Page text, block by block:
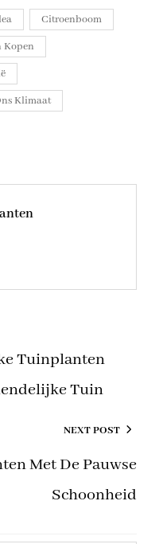
Citroenboom
Kopen
Klimaat
Tuinplanten
Tuin
NEXT POST
Met De Pauwse
Schoonheid